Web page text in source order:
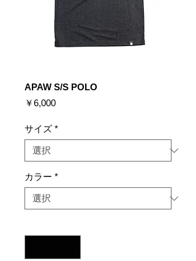
APAW S/S POLO
￥6,000価
サイズ *
カラー *